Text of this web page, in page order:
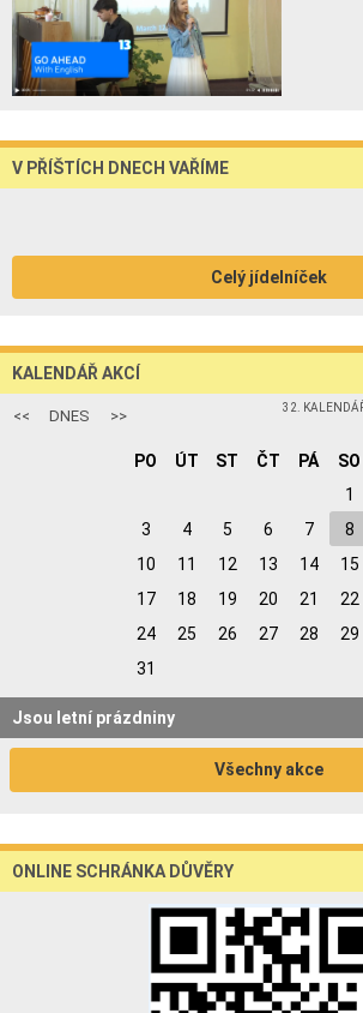
V PŘÍŠTÍCH DNECH VAŘÍME
Celý jídelníček
KALENDÁŘ AKCÍ
<< DNES >> 32.
PO ÚT ST ČT PÁ SO
1
3
4 5 6 7 8
10
11 12 13 14 15
17
18 19 20 21 22
24
25 26 27 28 29
31
Jsou letní prázdniny
Všechny akce
ONLINE SCHRÁNKA DŮVĚRY